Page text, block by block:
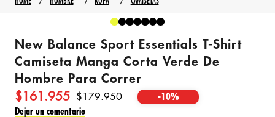
nike
4. guayos
5. gorras
New Balance Sport Essentials T-Shirt
Camiseta Manga Corta Verde De
Hombre Para Correr
$161 .955 $179.950 -10%
Dejar un comentario